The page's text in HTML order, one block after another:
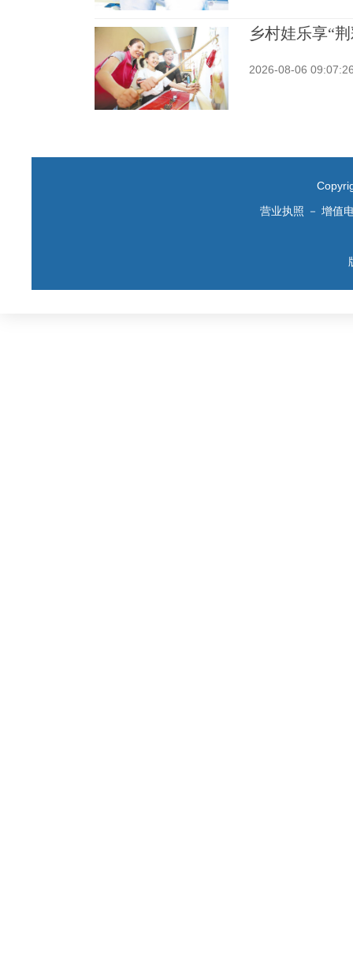
乡村娃乐享“
2026-08-06
营业执照 － 增值